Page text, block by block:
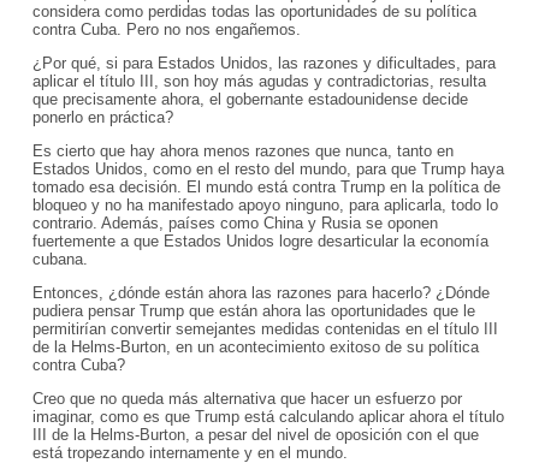
considera como perdidas todas las oportunidades de su política
contra Cuba. Pero no nos engañemos.
¿Por qué, si para Estados Unidos, las razones y dificultades, para
aplicar el título III, son hoy más agudas y contradictorias, resulta
que precisamente ahora, el gobernante estadounidense decide
ponerlo en práctica?
Es cierto que hay ahora menos razones que nunca, tanto en
Estados Unidos, como en el resto del mundo, para que Trump haya
tomado esa decisión. El mundo está contra Trump en la política de
bloqueo y no ha manifestado apoyo ninguno, para aplicarla, todo lo
contrario. Además, países como China y Rusia se oponen
fuertemente a que Estados Unidos logre desarticular la economía
cubana.
Entonces, ¿dónde están ahora las razones para hacerlo? ¿Dónde
pudiera pensar Trump que están ahora las oportunidades que le
permitirían convertir semejantes medidas contenidas en el título III
de la Helms-Burton, en un acontecimiento exitoso de su política
contra Cuba?
Creo que no queda más alternativa que hacer un esfuerzo por
imaginar, como es que Trump está calculando aplicar ahora el título
III de la Helms-Burton, a pesar del nivel de oposición con el que
está tropezando internamente y en el mundo.